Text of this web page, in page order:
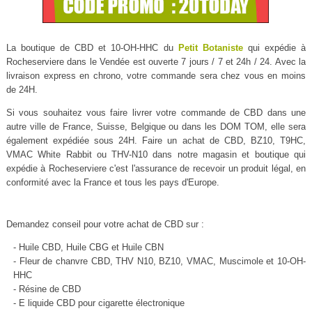
La boutique de CBD et 10-OH-HHC du Petit Botanistequi expédie à
Rocheserviere dans le Vendée est ouverte 7 jours / 7 et 24h / 24. Avec la
livraison express en chrono, votre commande sera chez vous en moins
de 24H.
Si vous souhaitez vous faire livrer votre commande de CBD dans une
autre ville de France, Suisse, Belgique ou dans les DOM TOM, elle sera
également expédiée sous 24H. Faire un achat de CBD, BZ10, T9HC,
VMAC White Rabbit ou THV-N10 dans notre magasin et boutique qui
expédie à Rocheserviere c'est l'assurance de recevoir un produit légal, en
conformité avec la France et tous les pays d'Europe.
Demandez conseil pour votre achat de CBD sur :
- Huile CBD, Huile CBG et Huile CBN
- Fleur de chanvre CBD, THV N10, BZ10, VMAC, Muscimole et 10-OH-
HHC
- Résine de CBD
- E liquide CBD pour cigarette électronique